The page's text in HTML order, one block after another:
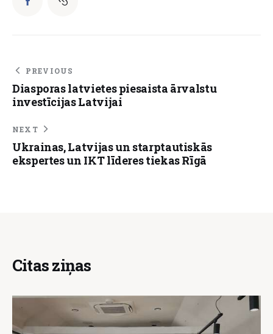
PREVIOUS
Diasporas latvietes piesaista ārvalstu
investīcijas Latvijai
NEXT
Ukrainas, Latvijas un starptautiskās
ekspertes un IKT līderes tiekas Rīgā
Citas ziņas